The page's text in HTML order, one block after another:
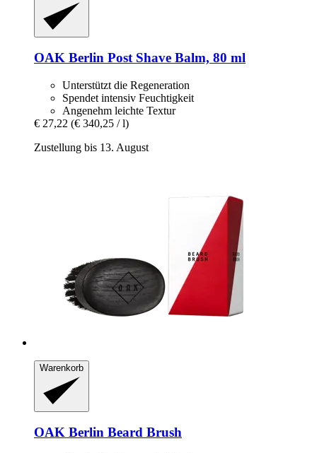
OAK Berlin Post Shave Balm, 80 ml
Unterstützt die Regeneration
Spendet intensiv Feuchtigkeit
Angenehm leichte Textur
€ 27,22 (€ 340,25 / l)
Zustellung bis 13. August
Warenkorb
OAK Berlin Beard Brush